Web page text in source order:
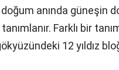
anında güneşin
Farklı bir
12 yıldız